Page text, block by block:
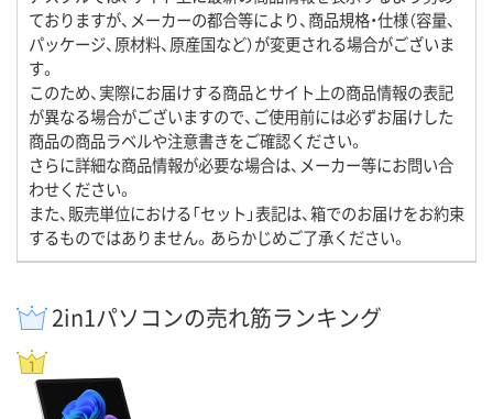
ておりますが、メーカーの都合等により、商品規格・仕様（容量、
パッケージ、原材料、原産国など）が変更される場合がございま
す。
このため、実際にお届けする商品とサイト上の商品情報の表記
が異なる場合がございますので、ご使用前には必ずお届けした
商品の商品ラベルや注意書きをご確認ください。
さらに詳細な商品情報が必要な場合は、メーカー等にお問い合
わせください。
また、販売単位における「セット」表記は、箱でのお届けをお約束
するものではありません。あらかじめご了承ください。
2in1パソコンの売れ筋ランキング